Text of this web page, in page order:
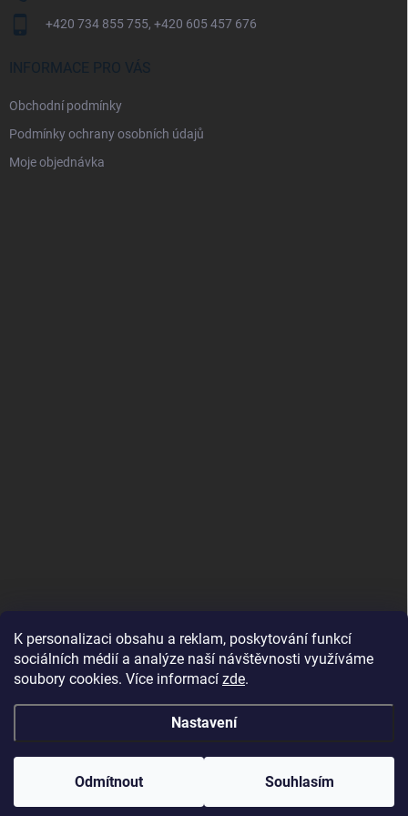
K personalizaci obsahu a reklam, poskytování funkcí
sociálních médií a analýze naší návštěvnosti využíváme
soubory cookies. Více informací zde.
Nastavení
Odmítnout Souhlasím
+420 734 855 755, +420 605 457 676
INFORMACE PRO VÁS
Obchodní podmínky
Podmínky ochrany osobních údajů
Moje objednávka
Vytvořil Shoptet
Copyright 2026DALIX, s.r.o.. Všechna práva vyhrazena.Upravit nastavení